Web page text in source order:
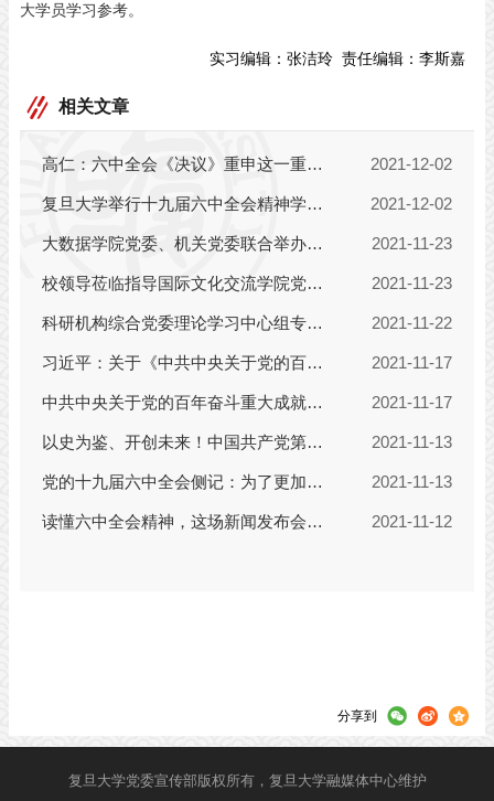
大学员学习参考。
实习编辑： 张洁玲 责任编辑： 李斯嘉
相关文章
分享到
复旦大学党委宣传部版权所有，复旦大学融媒体中心维护